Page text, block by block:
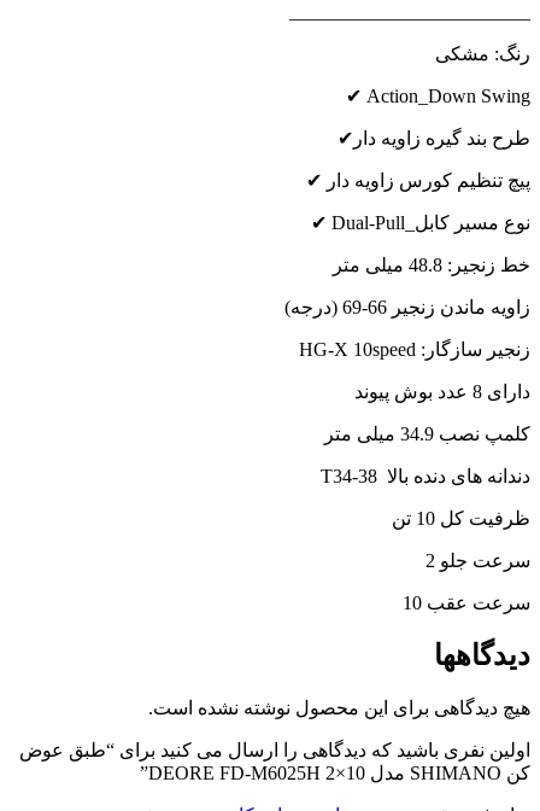
رنگ: مشکی
Action_Down Swing ✔
طرح بند گیره زاویه دار✔
پیچ تنظیم کورس زاویه دار ✔
نوع مسیر کابل_Dual-Pull ✔
خط زنجیر: 48.8 میلی متر
زاویه ماندن زنجیر 66-69 (درجه)
زنجیر سازگار: HG-X 10speed
دارای 8 عدد بوش پیوند
کلمپ نصب 34.9 میلی متر
دندانه های دنده بالا T34-38
ظرفیت کل 10 تن
سرعت جلو 2
سرعت عقب 10
دیدگاهها
هیچ دیدگاهی برای این محصول نوشته نشده است.
اولین نفری باشید که دیدگاهی را ارسال می کنید برای “طبق عوض
کن SHIMANO مدل 10×2 DEORE FD-M6025H”